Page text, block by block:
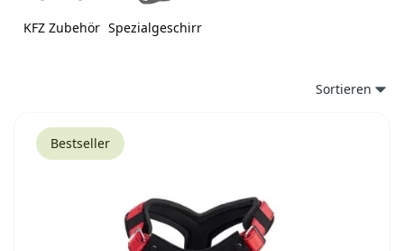
KFZ Zubehör Spezialgeschirr
Sortieren
Bestseller